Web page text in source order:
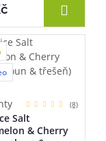
si
své místo mezi
kousky.
(8)
Salt
& Cherry